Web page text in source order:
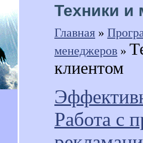
Техники и
Главная »
менеджеров »
клиентом
Работа с